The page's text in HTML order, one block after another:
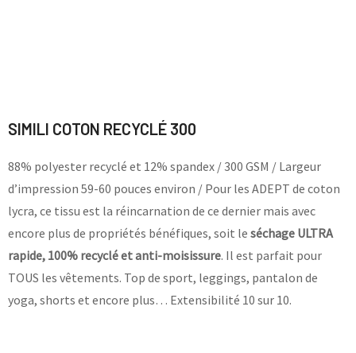
SIMILI COTON RECYCLÉ 300
88% polyester recyclé et 12% spandex / 300 GSM / Largeur
d’impression 59-60 pouces environ / Pour les ADEPT de coton
lycra, ce tissu est la réincarnation de ce dernier mais avec
encore plus de propriétés bénéfiques, soit le séchage ULTRA
rapide, 100% recyclé et anti-moisissure. Il est parfait pour
TOUS les vêtements. Top de sport, leggings, pantalon de
yoga, shorts et encore plus… Extensibilité 10 sur 10.